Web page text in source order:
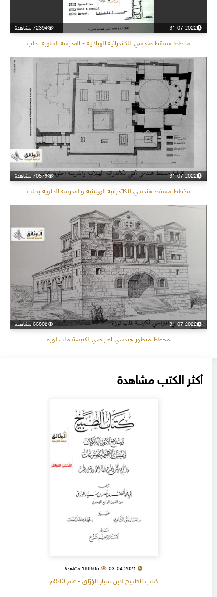
31-07-2022 72394 مشاهدة
مخطط مسقط هندسي للكاتدرائية الهيلانية - المدرسة الحلوية بحلب
31-07-2022 70579 مشاهدة
مخطط مسقط هندسي للكاتدرائية الهيلانية والمدرسة الحلوية بحلب
31-07-2022 66802 مشاهدة
مخطط منظور هندسي افتراضي لكنيسة قلب لوزة
أكثر الكتب مشاهدة
03-04-2021 196505 مشاهدة
كتاب الطبيخ لابن سيار الوَرَّاق - عام 940م